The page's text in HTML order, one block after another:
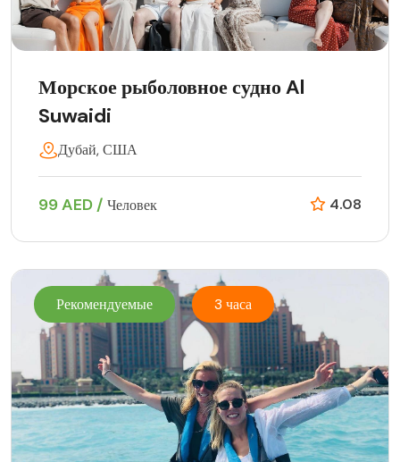
Морское рыболовное судно Al
Suwaidi
Дубай, США
99 AED / Человек 4.08
Рекомендуемые 3 часа